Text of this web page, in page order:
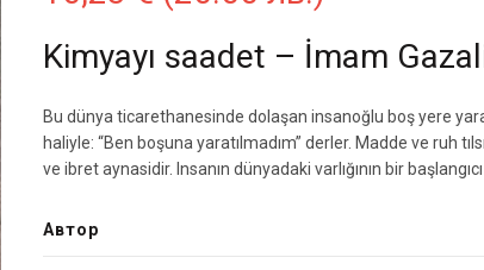
Kimyayı saadet – İmam
Bu dünya ticarethanesinde dolaşan insanoğlu boş yere
haliyle: “Ben boşuna yaratılmadım” derler. Madde ve ruh
ve ibret aynasidir. Insanın dünyadaki varlığının bir
Автор